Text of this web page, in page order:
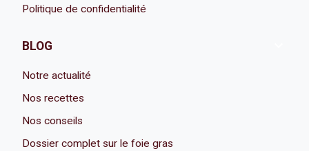
Politique de confidentialité
BLOG
Notre actualité
Nos recettes
Nos conseils
Dossier complet sur le foie gras